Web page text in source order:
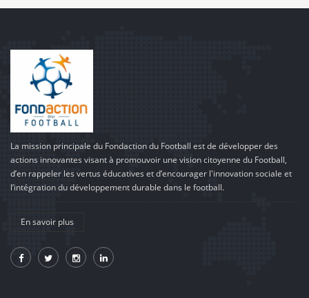
La mission principale du Fondaction du Football est de développer des
actions innovantes visant à promouvoir une vision citoyenne du Football,
d’en rappeler les vertus éducatives et d’encourager l'innovation sociale et
l’intégration du développement durable dans le football.
En savoir plus